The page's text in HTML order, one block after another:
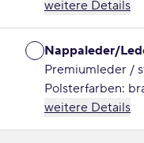
weitere Details
Nappaleder/
Premiumleder /
Polsterfarben:
weitere Details